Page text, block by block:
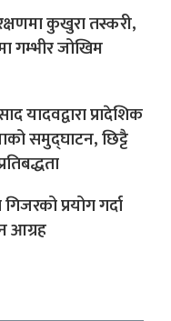
कुखुरा तस्करी,
गम्भीर जोखिम
यादवद्वारा प्रादेशिक
समुद्घाटन, छिट्टै
प्रयोग गर्दा
आग्रह